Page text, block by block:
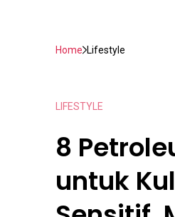
Home Lifestyle
LIFESTYLE
8
untuk